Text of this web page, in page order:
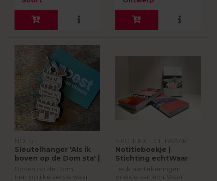
door de gem...
bekende prin...
NOEST
Sleutelhanger 'Als ik
boven op de Dom sta' |
Noest
Boven op de Dom
Een vrolijke versie waar
STICHTING ECHTWAAR
Notitieboekje |
Stichting echtWaar
Leuk aantekeningen
boekje van echtWaar